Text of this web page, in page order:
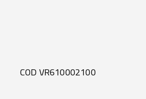
COD VR610002100